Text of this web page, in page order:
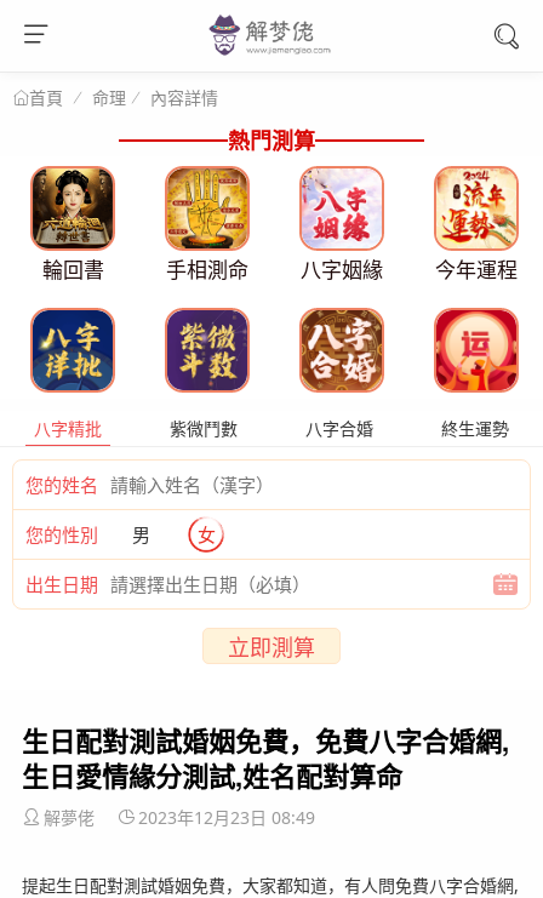
首頁 命理 內容詳情
熱門測算
輪回書 手相測命 八字姻緣 今年運程
八字精批 紫微鬥數 八字合婚 終生運勢
您的姓名
您的性別 男 女
出生日期
立即測算
生日配對測試婚姻免費，免費八字合婚網,
生日愛情緣分測試,姓名配對算命
解夢佬 2023年12月23日 08:49
提起生日配對測試婚姻免費，大家都知道，有人問免費八字合婚網,